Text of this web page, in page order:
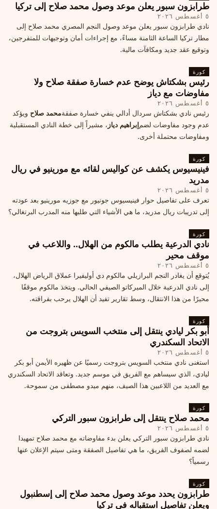
طرابزون سبور يعلن موعد وصول محمد صلاح إلى تركيا
٥ أغسطس ٢٠٢٦
نادي طرابزون سبور يعلن موعد وصول النجم المصري محمد صلاح إلى
مطار تركيا الساعة الثامنة مساءً، مع إجراءات أمان وتوجيهات للمتفرجين،
وتوقيع عقد جديد ومكافآت مالية.
كورة
رئيس بشكتاش يوضح عدم خسارة صفقة صلاح ولا
مفاوضات مع دياز
٥ أغسطس ٢٠٢٦
رئيس نادي بشكتاش سردال أدالي ينفي خسارة صفقةمحمد صلاح ويؤكد
عدم وجود مفاوضات لضمإبراهيم دياز ، مشيراً إلى خطة النادي المستقبلية
ومفاوضات محتملة أخرى.
كورة
فينيسيوس يكشف عن كواليس لقائه مع مورينيو في ريال
مدريد
٥ أغسطس ٢٠٢٦
تعرف على تفاصيل حوار فينيسيوس جونيور مع جوزيه مورينيو بعد عودته
إلى تدريبات ريال مدريد، ما هي الأشياء التي طلبها منه المدرب البرتغالي؟
كورة
نادي الدرعية يطلب مالكوم من الهلال.. واللاعب في
موقف محير
٥ أغسطس ٢٠٢٦
يُتوقع أن يغادر النجم البرازيلي مالكوم دي أوليفيرا عملاق الرياض الهلال،
إلى نادي الدرعية خلال الميركاتو الصيفي الحالي. ويتخذ مالكوم موقفًا
محيرًا من هذا الانتقال، وسط تقارير تفيد أن الهلال يرحب بفراقته.
كورة
أبو بكر ليادي ينتقل إلى منتخب السويس بتروجت من
الاتحاد السكندري
٥ أغسطس ٢٠٢٦
استغنى نادي منتخب السويس بتروجت رسميًا عن ظهيره الأيمن أبو بكر
ليادي، الذي سيساهم مع الفريق في موسم جديد. وتعاقد الاتحاد السكندري
مع العديد من اللاعبين هذا الصيف، منهم ميدو مصطفى من سموحة.
كورة
محمد صلاح ينتقل إلى طرابزون سبور التركي
٥ أغسطس ٢٠٢٦
نادي طرابزون سبور التركي يعلن بدء مفاوضاته مع محمد صلاح تمهيدا
لضمه لصفوف الفريق، ما هي تفاصيل الصفقة ومتى سيتم الإعلان عنها
رسمياً؟
كورة
طرابزون يحدد موعد وصول محمد صلاح إلى إسطنبول
ويعلن تفاصيل استقباله في تركيا